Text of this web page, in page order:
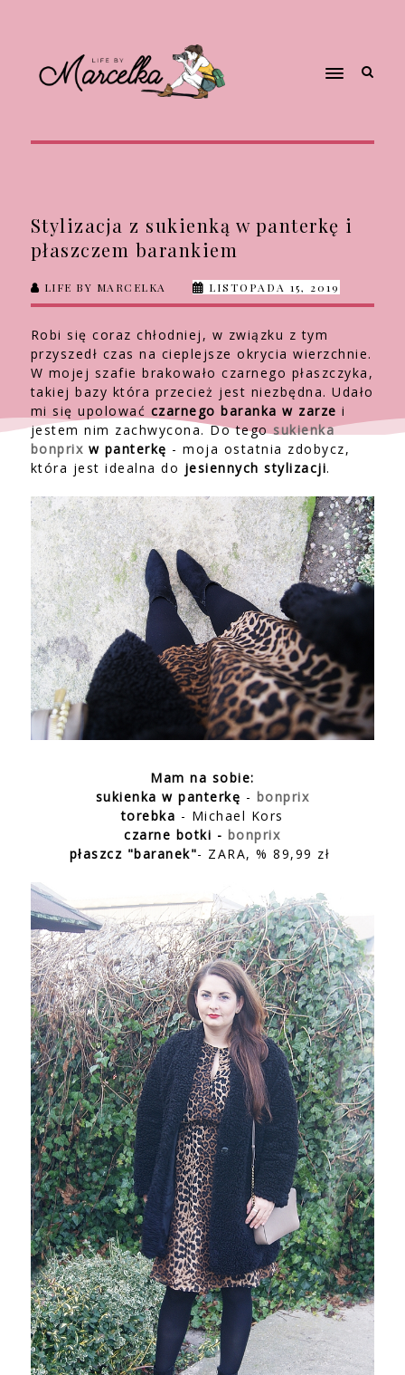
Stylizacja z sukienką w panterkę i
płaszczem barankiem
LIFE BY MARCELKA LISTOPADA 15, 2019
Robi się coraz chłodniej, w związku z tym
przyszedł czas na cieplejsze okrycia wierzchnie.
W mojej szafie brakowało czarnego płaszczyka,
takiej bazy która przecież jest niezbędna. Udało
mi się upolować czarnego baranka w zarze i
jestem nim zachwycona. Do tegosukienka
bonprix w panterkę - moja ostatnia zdobycz,
która jest idealna do jesiennych stylizacji.
Mam na sobie:
sukienka w panterkę - bonprix
torebka - Michael Kors
czarne botki - bonprix
płaszcz "baranek"- ZARA, % 89,99 zł